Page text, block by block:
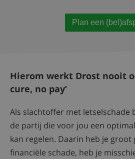
Plan een
Hierom werkt Drost nooit
cure, no pay’
Als slachtoffer met letselschade
de partij die voor jou een
kan regelen. Daarin heb je groot
financiële schade, heb je